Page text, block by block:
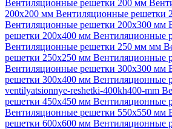
Вентиляционные решетки 200 мм
200х200 мм Вентиляционные решетки
Вентиляционные решетки 200х300 мм
решетки 200х400 мм Вентиляционные
Вентиляционные решетки 250 мм мм
решетки 250х250 мм Вентиляционные
Вентиляционные решетки 300х300 мм
решетки 300х400 мм Вентиляционные
ventilyatsionnye-reshetki-400kh400-mm
решетки 450х450 мм Вентиляционные
Вентиляционные решетки 550х550 мм
решетки 600х600 мм Вентиляционные